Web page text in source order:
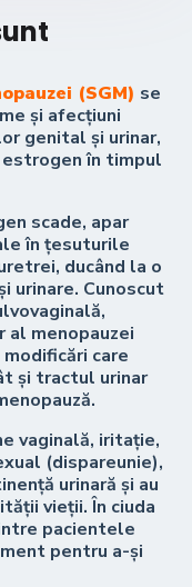
(SGM) se
și afecțiuni
genital și urinar,
în timpul
scade, apar
în țesuturile
ducând la o
urinare. Cunoscut
al menopauzei
care
și tractul urinar
vaginală, iritație,
(dispareunie),
urinară și au
vieții. În ciuda
pacientele
pentru a-și